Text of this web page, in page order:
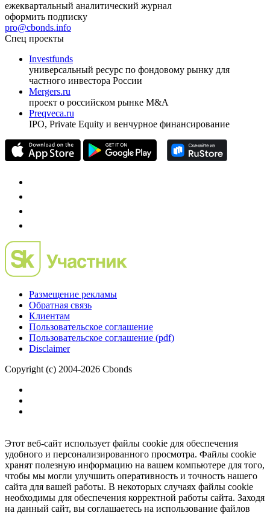
ежеквартальный аналитический журнал
оформить подписку
pro@cbonds.info
Спец проекты
Investfunds
универсальный ресурс по фондовому рынку для
частного инвестора России
Mergers.ru
проект о российском рынке M&A
Preqveca.ru
IPO, Private Equity и венчурное финансирование
Размещение рекламы
Обратная связь
Клиентам
Пользовательское соглашение
Пользовательское соглашение (pdf)
Disclaimer
Copyright (c) 2004-2026 Cbonds
Этот веб-сайт использует файлы cookie для обеспечения
удобного и персонализированного просмотра. Файлы cookie
хранят полезную информацию на вашем компьютере для того,
чтобы мы могли улучшить оперативность и точность нашего
сайта для вашей работы. В некоторых случаях файлы cookie
необходимы для обеспечения корректной работы сайта. Заходя
на данный сайт, вы соглашаетесь на использование файлов